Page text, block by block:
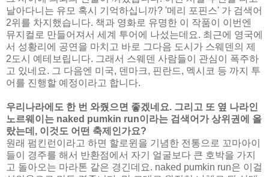
날아다니는 유모 혹시 기억하십니까? '메리 포핀스' 가 검색어
2위를 차지했습니다. 책과 영화로 유명한 이 작품이 이번엔
뮤지컬로 만들어져서 세계 투어에 나섰는데요. 최근에 영국에
서 성황리에 공연을 마치고 바로 그다음 도시가 스웨덴의 제
2도시 예테보립니다. 그래서 스웨덴 사람들이 관심이 폭주하
고 있네요. 그 다음엔 미국, 덴마크, 핀란드, 멕시코 등 까지 투
어를 진행할 예정이라고 합니다.
우리나라에도 한 번 와줬으면 좋겠네요. 그리고 또 옆 나라인
노르웨이는 naked pumkin run이라는 검색어가 상위권에 올
랐는데, 이것도 어떤 축제인가요?
원래 펌킨런이라고 하면 할로윈을 기념한 전통으로 꼬마아이
들이 경주를 해서 반환점에서 자기 얼굴보다 큰 호박을 가지
고 돌아오는 마라톤 같은 경긴데요. naked pumkin run은 이걸